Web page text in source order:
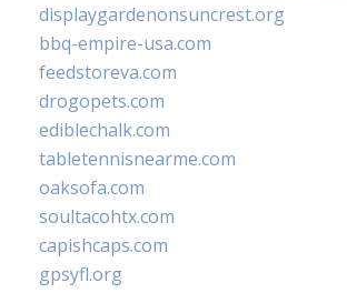
displaygardenonsuncrest.org
bbq-empire-usa.com
feedstoreva.com
drogopets.com
ediblechalk.com
tabletennisnearme.com
oaksofa.com
soultacohtx.com
capishcaps.com
gpsyfl.org